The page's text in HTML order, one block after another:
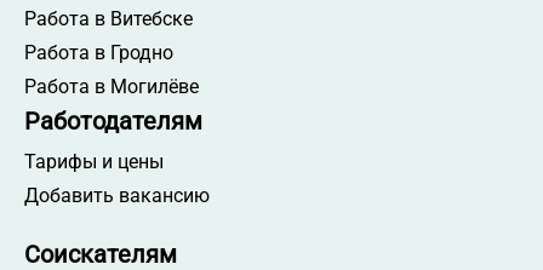
Работа в Витебске
Работа в Гродно
Работа в Могилёве
Работодателям
Тарифы и цены
Добавить вакансию
Соискателям